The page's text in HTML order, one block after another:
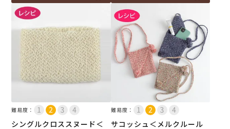
難易度：
シングルクロススヌード＜
難易度：
サコッシュ＜メルクルール